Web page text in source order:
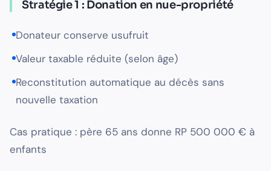
Stratégie 1 : Donation en nue-propriété
Donateur conserve usufruit
Valeur taxable réduite (selon âge)
Reconstitution automatique au décès sans
nouvelle taxation
Cas pratique : père 65 ans donne RP 500 000 € à
enfants